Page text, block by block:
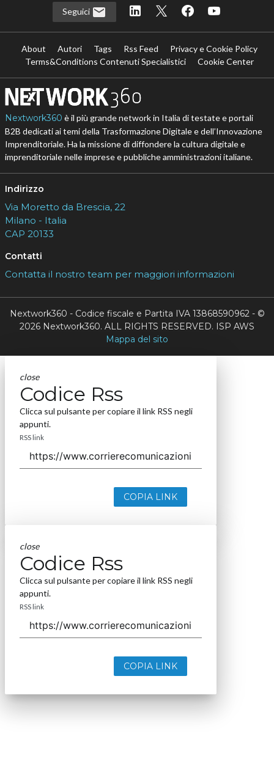
Seguici
About Autori Tags Rss Feed
Privacy e Cookie Policy
Terms&Conditions Contenuti Specialistici
Cookie Center
Nextwork360 è il più grande network in Italia di testate e portali
B2B dedicati ai temi della Trasformazione Digitale e dell’Innovazione
Imprenditoriale. Ha la missione di diffondere la cultura digitale e
imprenditoriale nelle imprese e pubbliche amministrazioni italiane.
Indirizzo
Via Moretto da Brescia, 22
Milano - Italia
CAP 20133
Contatti
Contatta il nostro team per maggiori informazioni
Nextwork360 - Codice fiscale e Partita IVA 13868590962 - ©
2026 Nextwork360. ALL RIGHTS RESERVED. ISP AWS
Mappa del sito
close
Codice Rss
Clicca sul pulsante per copiare il link RSS negli
appunti.
RSS link
COPIA LINK
close
Codice Rss
Clicca sul pulsante per copiare il link RSS negli
appunti.
RSS link
COPIA LINK